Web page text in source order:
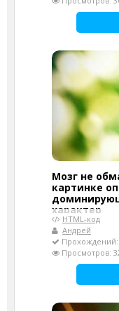
Мозг не
картинке
характер
HTML-код
Андрей
Прохождений:
Просмотров: